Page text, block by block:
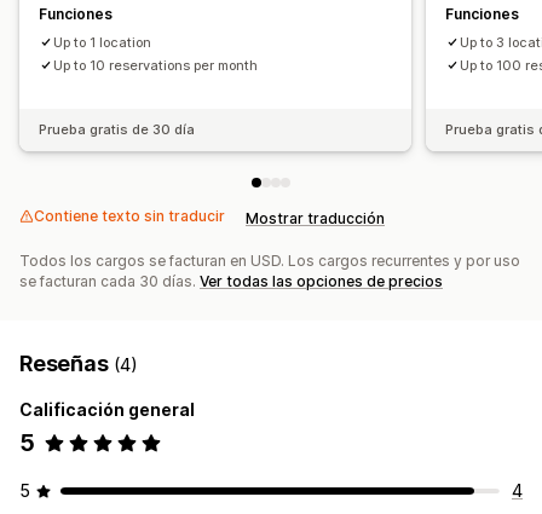
Funciones
Up to 1 location
Up to 10 reservations per month
Prueba gratis de 30 día
Funciones
Up to 3
Up to 100
Prueba gratis
Contiene texto sin traducir Mostrar traducción
Todos los cargos se facturan en USD. Los cargos recurrentes y por uso
se facturan cada 30 días. Ver todas las opciones de precios
Reseñas (4)
Calificación general
5
5
4